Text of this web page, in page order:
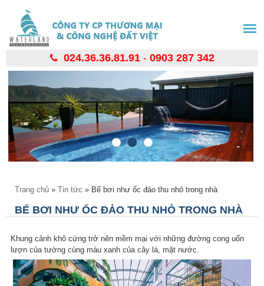
nội
dung
024.36.36.81.91- 0903 287 342
Bạn đang ở đây
Trang chủ » Tin tức » Bể bơi như ốc đảo thu nhỏ trong nhà
BỂ BƠI NHƯ ỐC ĐẢO THU NHỎ TRONG NHÀ
Khung cảnh khô cứng trở nên mềm mại với những đường cong uốn
lượn của tường cùng màu xanh của cây lá, mặt nước.